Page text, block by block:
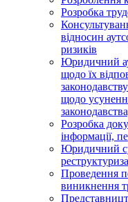
Розробка
відносин
ризиків
Юридичний
щодо їх
щодо
Розробка
інформації,
Юридичний
Проведення
виникнення